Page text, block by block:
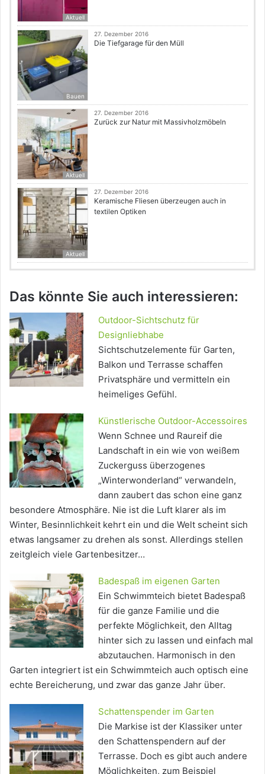
Aktuell
Bauen
27. Dezember 2016
Die Tiefgarage für den Müll
Aktuell
27. Dezember 2016
Zurück zur Natur mit Massivholzmöbeln
Aktuell
27. Dezember 2016
Keramische Fliesen überzeugen auch in
textilen Optiken
Das könnte Sie auch interessieren:
Outdoor-Sichtschutz für
Designliebhabe
Sichtschutzelemente für Garten,
Balkon und Terrasse schaffen
Privatsphäre und vermitteln ein
heimeliges Gefühl.
Künstlerische Outdoor-Accessoires
Wenn Schnee und Raureif die
Landschaft in ein wie von weißem
Zuckerguss überzogenes
„Winterwonderland“ verwandeln,
dann zaubert das schon eine ganz
besondere Atmosphäre. Nie ist die Luft klarer als im
Winter, Besinnlichkeit kehrt ein und die Welt scheint sich
etwas langsamer zu drehen als sonst. Allerdings stellen
zeitgleich viele Gartenbesitzer…
Badespaß im eigenen Garten
Ein Schwimmteich bietet Badespaß
für die ganze Familie und die
perfekte Möglichkeit, den Alltag
hinter sich zu lassen und einfach mal
abzutauchen. Harmonisch in den
Garten integriert ist ein Schwimmteich auch optisch eine
echte Bereicherung, und zwar das ganze Jahr über.
Schattenspender im Garten
Die Markise ist der Klassiker unter
den Schattenspendern auf der
Terrasse. Doch es gibt auch andere
Möglichkeiten, zum Beispiel